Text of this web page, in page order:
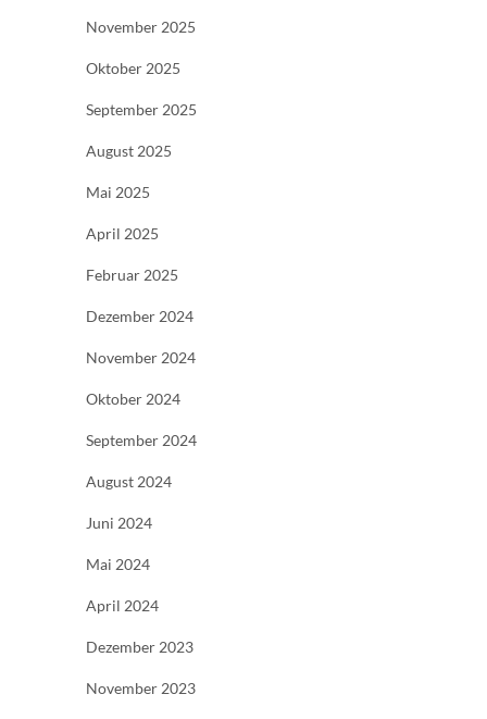
November 2025
Oktober 2025
September 2025
August 2025
Mai 2025
April 2025
Februar 2025
Dezember 2024
November 2024
Oktober 2024
September 2024
August 2024
Juni 2024
Mai 2024
April 2024
Dezember 2023
November 2023